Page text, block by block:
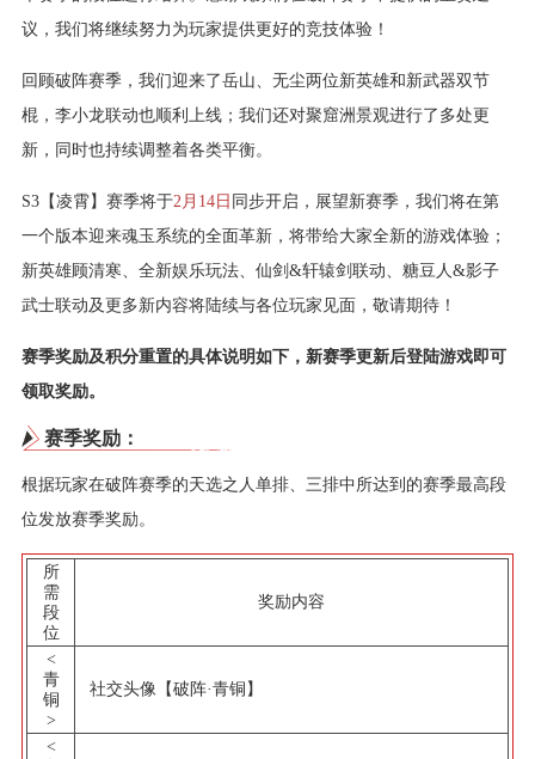
议，我们将继续努力为玩家提供更好的竞技体验！
回顾破阵赛季，我们迎来了岳山、无尘两位新英雄和新武器双节
棍，李小龙联动也顺利上线；我们还对聚窟洲景观进行了多处更
新，同时也持续调整着各类平衡。
S3【凌霄】赛季将于2月14日同步开启，展望新赛季，我们将在第
一个版本迎来魂玉系统的全面革新，将带给大家全新的游戏体验；
新英雄顾清寒、全新娱乐玩法、仙剑&轩辕剑联动、糖豆人&影子
武士联动及更多新内容将陆续与各位玩家见面，敬请期待！
赛季奖励及积分重置的具体说明如下，新赛季更新后登陆游戏即可
领取奖励。
赛季奖励：
根据玩家在破阵赛季的天选之人单排、三排中所达到的赛季最高段
位发放赛季奖励。
所
需
段
位
奖励内容
<
青
铜
>
社交头像【破阵·青铜】
<